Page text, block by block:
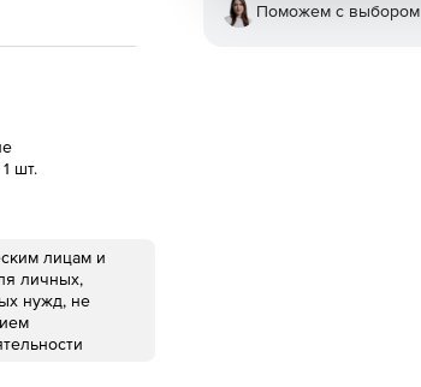
шт.
лицам и
личных,
нужд, не
Поможем с выбором